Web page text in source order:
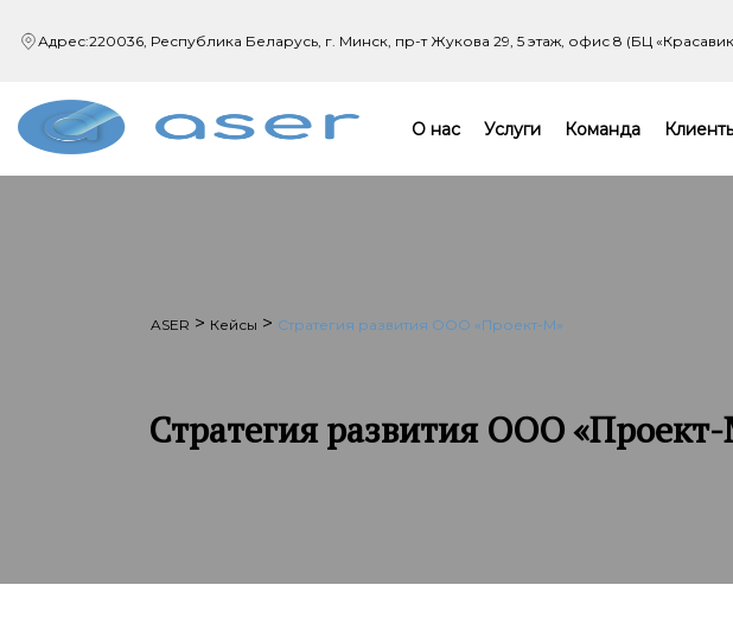
Адрес:220036, Республика Беларусь, г. Минск, пр-т Жукова 29, 5 этаж, офис 8 (БЦ
О нас Услуги Команда
ASER > Кейсы > Стратегия развития ООО «Проект-М»
Стратегия развития ООО